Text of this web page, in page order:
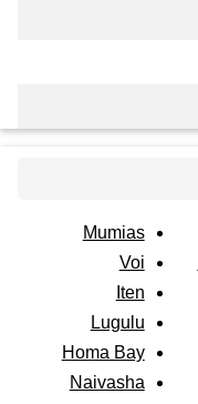
Mumias
Voi
Iten
Lugulu
Homa Bay
Naivasha